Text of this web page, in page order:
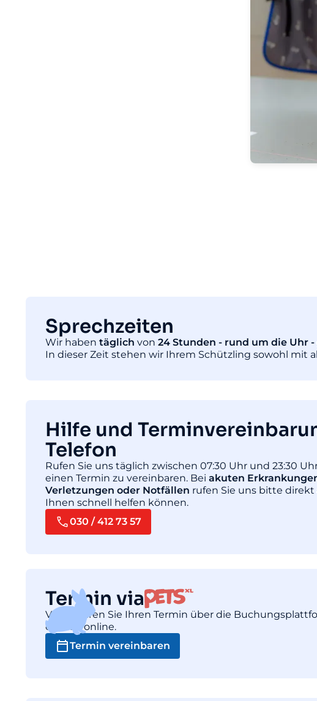
Sprechzeiten
Wir haben täglich von 24 Stunden - rund um die Uhr -
In dieser Zeit stehen wir Ihrem Schützling sowohl mit
Hilfe und
Telefon
Rufen Sie uns täglich zwischen 07:30 Uhr und 23:30
einen Termin zu vereinbaren. Bei akuten
Verletzungen oder Notfällen rufen Sie uns bitte direkt
Ihnen schnell helfen können.
030 / 412 73 57
Termin via
Vereinbaren Sie Ihren Termin über die
einfach online.
Termin vereinbaren